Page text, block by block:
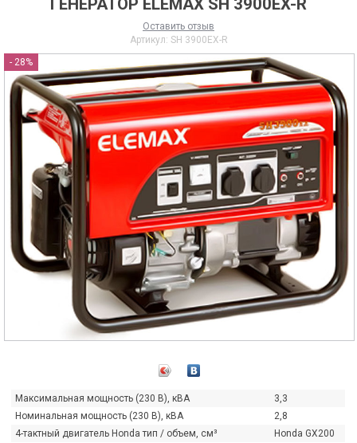
НА ВСЕ МОТОПОМПЫ HONDA!
скидки на все мотопомпы Honda!
лето в самом разгаре — самое время
о надёжной технике для вашего...
двигателями Honda!
наших салонах....
ГЕНЕРАТОР ELEMAX SH 3900EX-R
Оставить отзыв
Артикул: SH 3900EX-R
- 28%
Максимальная мощность (230 В), кВА
3,3
Номинальная мощность (230 В), кВА
2,8
4-тактный двигатель Honda тип / объем, см³
Honda GX200